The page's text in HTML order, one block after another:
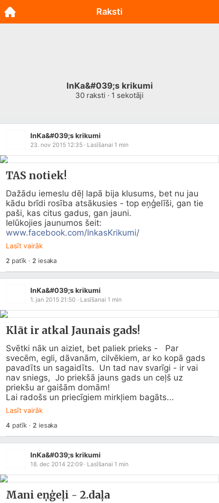
InKa&#039;s krikumi
30 raksti · 1 sekotāji
InKa&#039;s krikumi
23. nov 2015 12:35 · Lasīšanai 1 min
TAS notiek!
Dažādu iemeslu dēļ lapā bija klusums, bet nu jau
kādu brīdi rosība atsākusies - top eņģelīši, gan tie
paši, kas citus gadus, gan jauni.
www.facebook.com/InkasKrikumi/
Lasīt vairāk
2 patīk · 2 iesaka
InKa&#039;s krikumi
1. jan 2015 21:50 · Lasīšanai 1 min
Klāt ir atkal Jaunais gads!
Svētki nāk un aiziet, bet paliek prieks -   Par
svecēm, egli, dāvanām, cilvēkiem, ar ko kopā gads
pavadīts un sagaidīts.  Un tad nav svarīgi - ir vai
nav sniegs,  Jo priekšā jauns gads un ceļš uz
priekšu ar gaišām domām!
Lai radošs un priecīgiem mirkļiem bagāts...
Lasīt vairāk
4 patīk · 2 iesaka
InKa&#039;s krikumi
18. dec 2014 22:09 · Lasīšanai 1 min
Mani eņģeļi - 2.daļa
Raksti